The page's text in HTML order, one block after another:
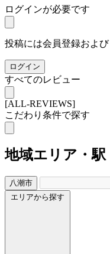
ログインが必要です
投稿には会員登録およ
ログイン
すべてのレビュー
[ALL-REVIEWS]
こだわり条件で探す
地域エリア・駅
八潮市
エリアから探す